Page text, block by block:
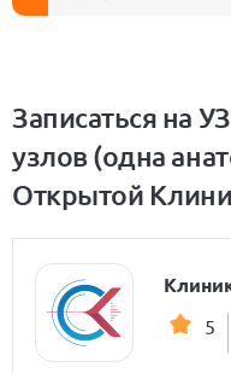
Записаться на
узлов (одна
Открытой
5